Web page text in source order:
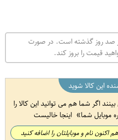
از صد روز گذشته است. در صورت
قیمت را بروز کند.
این کالا شوید
اگر شما هم می توانید این کالا را
موبایل شما اینجا خالیست
هم اکنون نام و موبایلتان را اضافه کنید